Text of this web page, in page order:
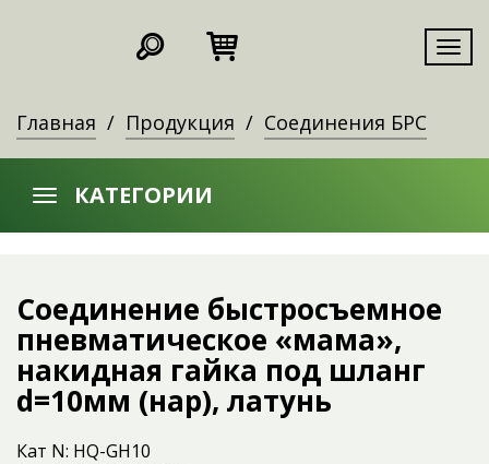
Главная Продукция Соединения БРС
КАТЕГОРИИ
Соединение быстросъемное
пневматическое «мама»,
накидная гайка под шланг
d=10мм (нар), латунь
Кат N: HQ-GH10